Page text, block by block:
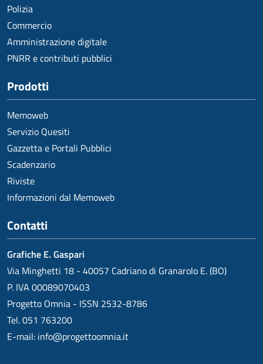
Polizia
Commercio
Amministrazione digitale
PNRR e contributi pubblici
Prodotti
Memoweb
Servizio Quesiti
Gazzetta e Portali Pubblici
Scadenzario
Riviste
Informazioni dal Memoweb
Contatti
Grafiche E. Gaspari
Via Minghetti 18 - 40057 Cadriano di Granarolo E. (BO)
P. IVA 00089070403
Progetto Omnia - ISSN 2532-8786
Tel. 051 763200
E-mail: info@progettoomnia.it